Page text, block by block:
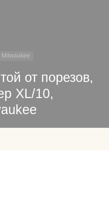
от порезов,
XL/10,